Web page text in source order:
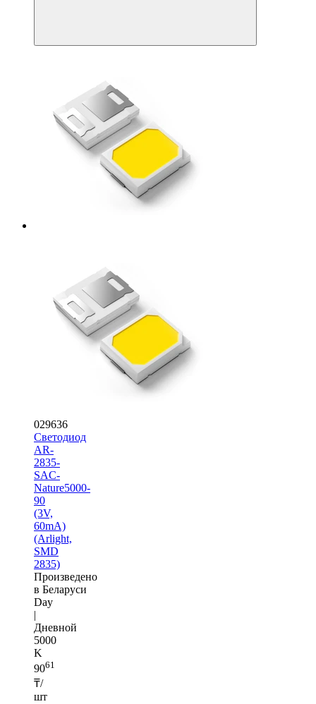
029636
Светодиод
AR-
2835-
SAC-
Nature5000-
90
(3V,
60mA)
(Arlight,
SMD
2835)
Произведено
в Беларуси
Day
|
Дневной
5000
K
9061
₸/
шт